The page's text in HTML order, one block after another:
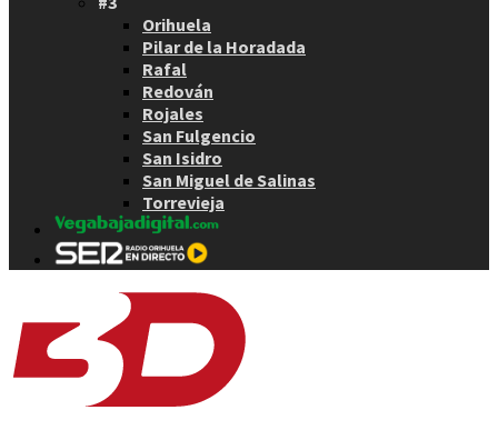
Orihuela
Pilar de la Horadada
Rafal
Redován
Rojales
San Fulgencio
San Isidro
San Miguel de Salinas
Torrevieja